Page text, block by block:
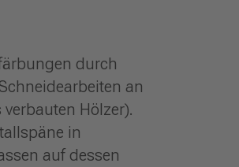
durch
an
Hölzer).
in
auf dessen